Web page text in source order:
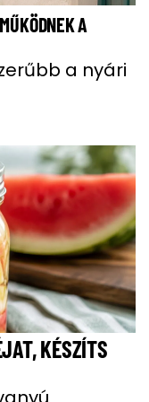
A
a nyári
KÉSZÍTS